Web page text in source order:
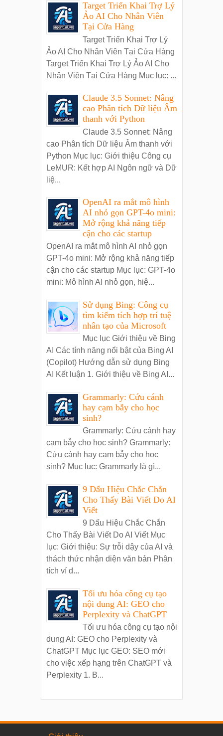
Target Triển Khai Trợ Lý
Ảo AI Cho Nhân Viên
Tại Cửa Hàng
Target Triển Khai Trợ Lý
Ảo AI Cho Nhân Viên Tại Cửa Hàng
Target Triển Khai Trợ Lý Ảo AI Cho
Nhân Viên Tại Cửa Hàng Mục lục: ...
Claude 3.5 Sonnet: Nâng
cao Phân tích Dữ liệu Âm
thanh với Python
Claude 3.5 Sonnet: Nâng
cao Phân tích Dữ liệu Âm thanh với
Python Mục lục: Giới thiệu Công cụ
LeMUR: Kết hợp AI Ngôn ngữ và Dữ
liệ...
OpenAI ra mắt mô hình
AI nhỏ gọn GPT-4o mini:
Mở rộng khả năng tiếp
cận cho các startup
OpenAI ra mắt mô hình AI nhỏ gọn
GPT-4o mini: Mở rộng khả năng tiếp
cận cho các startup Mục lục: GPT-4o
mini: Mô hình AI nhỏ gọn, hiệ...
Sử dụng Bing: Công cụ
tìm kiếm tích hợp trí tuệ
nhân tạo của Microsoft
Mục lục Giới thiệu về Bing
AI Các tính năng nổi bật của Bing AI
(Copilot) Hướng dẫn sử dụng Bing
AI Kết luận 1. Giới thiệu về Bing AI...
Grammarly: Cứu cánh
hay cạm bẫy cho học
sinh?
Grammarly: Cứu cánh hay
cạm bẫy cho học sinh? Grammarly:
Cứu cánh hay cạm bẫy cho học
sinh? Mục lục: Grammarly là gì...
9 Dấu Hiệu Chắc Chắn
Cho Thấy Bài Viết Do AI
Viết
9 Dấu Hiệu Chắc Chắn
Cho Thấy Bài Viết Do AI Viết Mục
lục: Giới thiệu: Sự trỗi dậy của AI và
thách thức nhận diện văn bản Phân
tích ví d...
Tối ưu hóa công cụ tạo
nội dung AI: GEO cho
Perplexity và ChatGPT
Tối ưu hóa công cụ tạo nội
dung AI: GEO cho Perplexity và
ChatGPT Mục lục GEO: SEO mới
cho việc xếp hạng trên ChatGPT và
Perplexity 1. B...